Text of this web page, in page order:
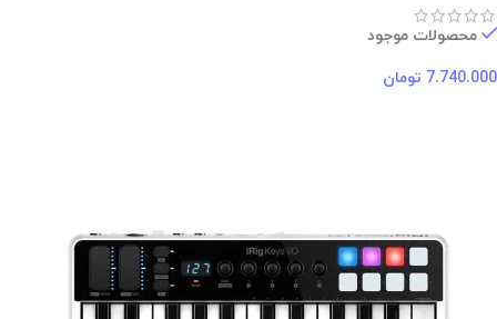
محصولات موجود
7.740.000 تومان